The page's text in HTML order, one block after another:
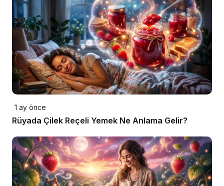
1 ay önce
Rüyada Çilek Reçeli Yemek Ne Anlama Gelir?